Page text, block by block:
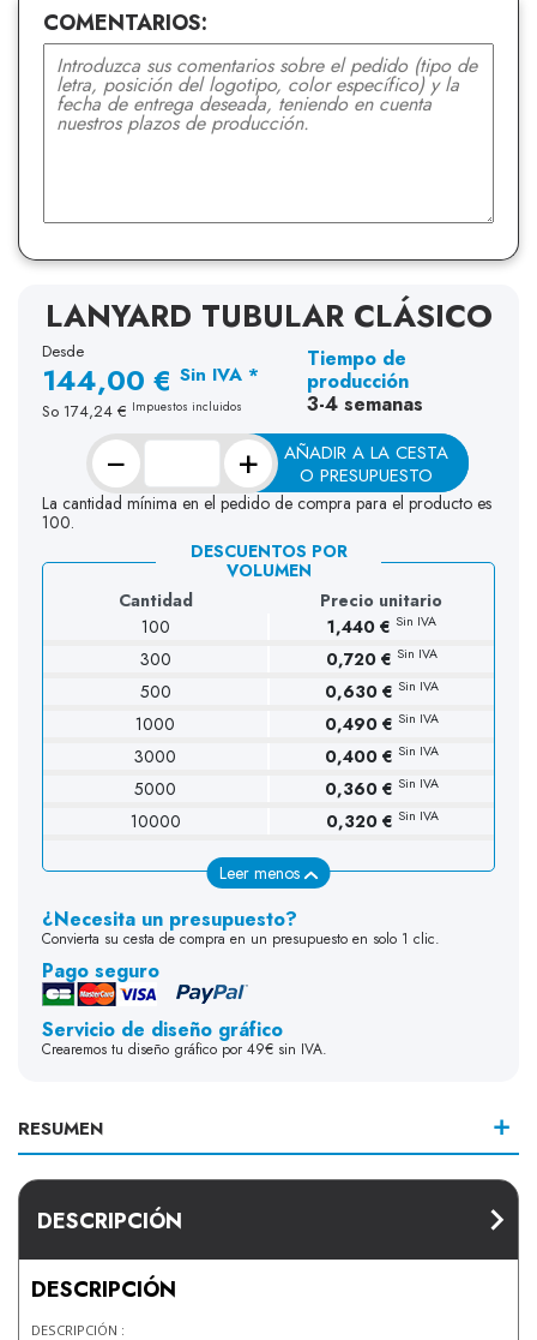
COMENTARIOS:
LANYARD TUBULAR CLÁSICO
Desde
144,00 € Sin IVA *
So 174,24 € Impuestos incluidos
Tiempo de
producción
3-4 semanas
− +
AÑADIR A LA CESTA
O PRESUPUESTO
La cantidad mínima en el pedido de compra para el producto es
100.
DESCUENTOS POR
VOLUMEN
Cantidad
Precio unitario
100
1,440 € Sin IVA
300 0,720 € Sin IVA
500 0,630 € Sin IVA
1000 0,490 € Sin IVA
3000 0,400 € Sin IVA
5000 0,360 € Sin IVA
10000 0,320 € Sin IVA
Leer menos
¿Necesita un presupuesto?
Convierta su cesta de compra en un presupuesto en solo 1 clic.
Pago seguro
Servicio de diseño gráfico
Crearemos tu diseño gráfico por 49€ sin IVA.
RESUMEN
DESCRIPCIÓN
DESCRIPCIÓN
DESCRIPCIÓN :